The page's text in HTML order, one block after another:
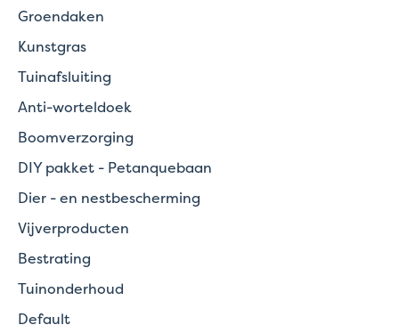
Groendaken
Kunstgras
Tuinafsluiting
Anti-worteldoek
Boomverzorging
DIY pakket - Petanquebaan
Dier - en nestbescherming
Vijverproducten
Bestrating
Tuinonderhoud
Default